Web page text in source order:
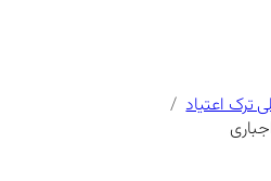
ترک اعتیاد